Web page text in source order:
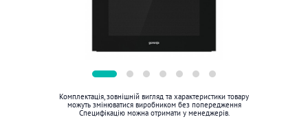
Комплектація, зовнішній вигляд та характеристики товару
можуть змінюватися виробником без попередження
Специфікацію можна отримати у менеджерів.